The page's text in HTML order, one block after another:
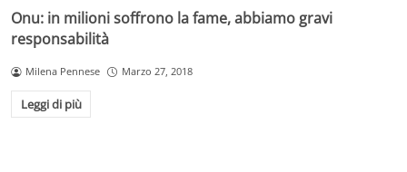
Onu: in milioni soffrono la fame, abbiamo gravi
responsabilità
Milena Pennese Marzo 27, 2018
Leggi di più